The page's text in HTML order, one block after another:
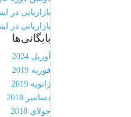
بازاریابی در
بازاریابی در
بایگانی‌ها
آوریل 2024
فوریه 2019
ژانویه 2019
دسامبر 2018
جولای 2018